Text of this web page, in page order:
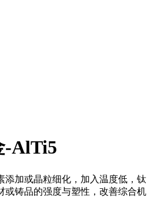
-AlTi5
添加或晶粒细化，加入温度低，钛
或铸品的强度与塑性，改善综合机